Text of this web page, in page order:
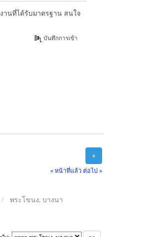
านที่ได้รับมาตรฐาน สนใจ
บันทึกการเข้า
+
« หน้าที่แล้ว ต่อไป »
พระโขนง, บางนา